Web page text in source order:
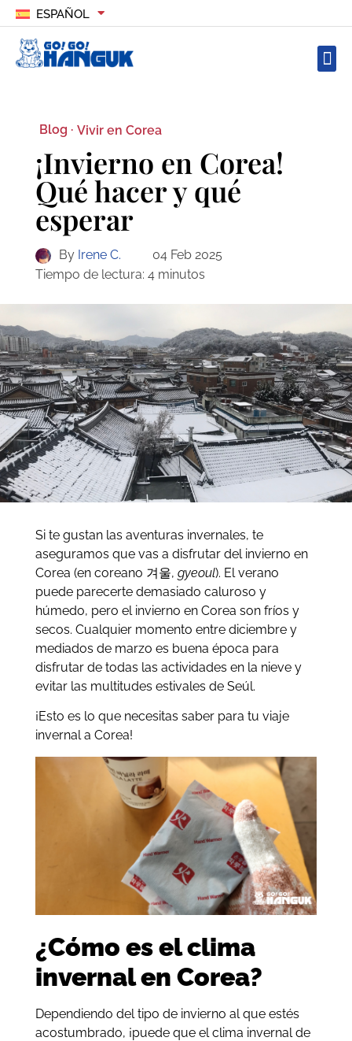
ESPAÑOL
Blog · Vivir en Corea
¡Invierno en Corea!
Qué hacer y qué
esperar
By Irene C.
04 Feb 2025
Tiempo de lectura: 4 minutos
Si te gustan las aventuras invernales, te
aseguramos que vas a disfrutar del invierno en
Corea (en coreano 겨울, gyeoul). El verano
puede parecerte demasiado caluroso y
húmedo, pero el invierno en Corea son fríos y
secos. Cualquier momento entre diciembre y
mediados de marzo es buena época para
disfrutar de todas las actividades en la nieve y
evitar las multitudes estivales de Seúl.
¡Esto es lo que necesitas saber para tu viaje
invernal a Corea!
¿Cómo es el clima
invernal en Corea?
Dependiendo del tipo de invierno al que estés
acostumbrado, ¡puede que el clima invernal de